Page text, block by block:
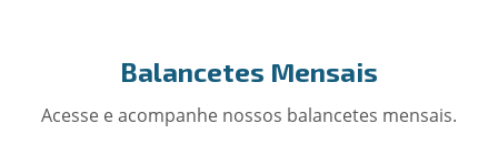
Balancetes Mensais
Acesse e acompanhe nossos balancetes mensais.